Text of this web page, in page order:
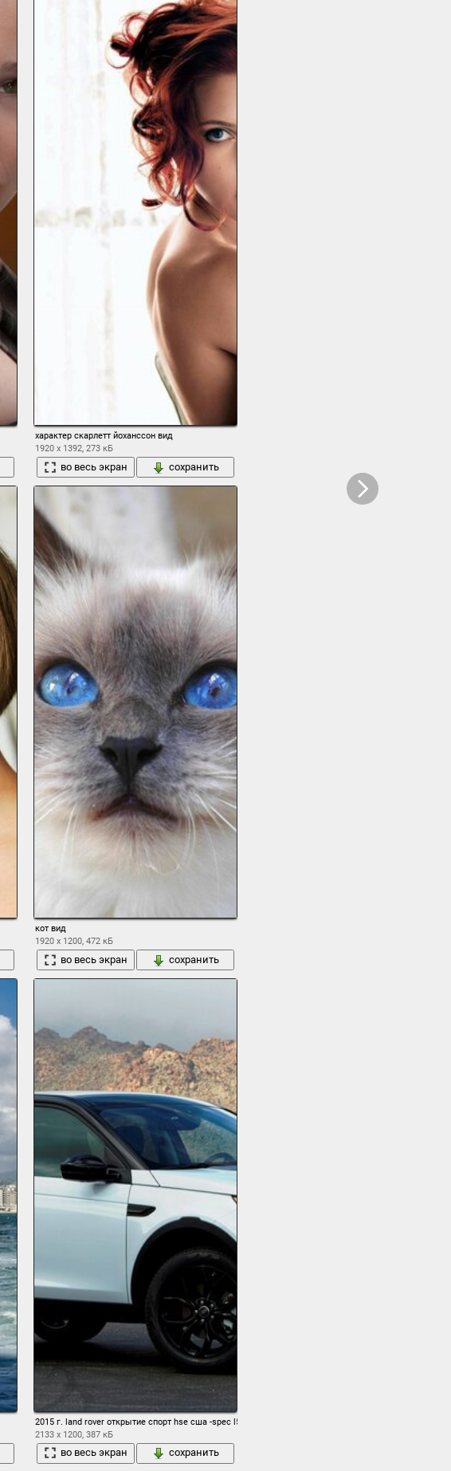
характер скарлетт йоханссон вид
1920 x 1392, 273 кБ
во весь экран сохранить
кот вид
1920 x 1200, 472 кБ
во весь экран сохранить
2015 г. land rover открытие спорт hse сша -spec l550 ленд ровер дискавери
2133 x 1200, 387 кБ
во весь экран сохранить